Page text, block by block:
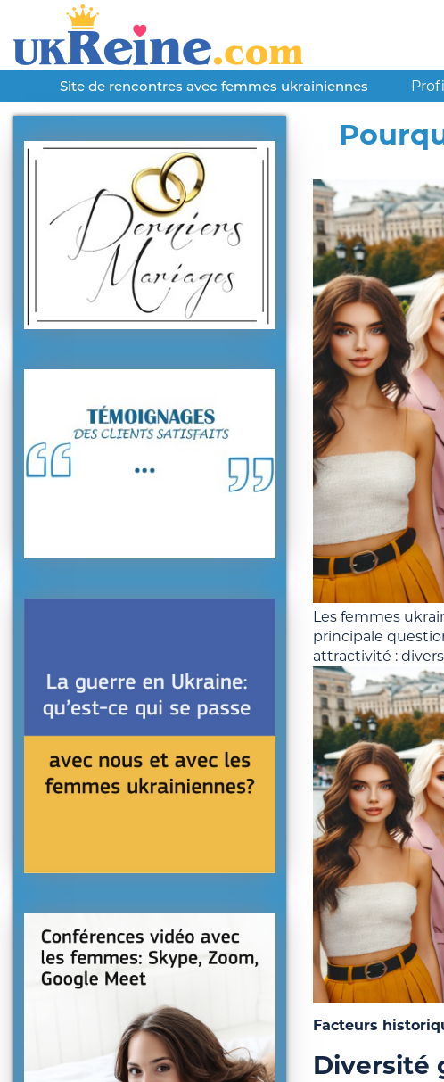
Site de rencontres avec femmes ukrainiennes
Les femmes
principale
attractivité :
Facteurs
Diversité